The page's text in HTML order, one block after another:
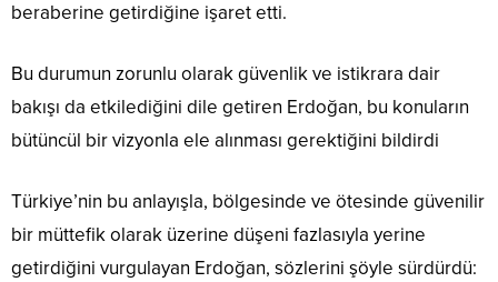
beraberine getirdiğine işaret etti.
Bu durumun zorunlu olarak güvenlik ve istikrara dair
bakışı da etkilediğini dile getiren Erdoğan, bu konuların
bütüncül bir vizyonla ele alınması gerektiğini bildirdi
Türkiye’nin bu anlayışla, bölgesinde ve ötesinde güvenilir
bir müttefik olarak üzerine düşeni fazlasıyla yerine
getirdiğini vurgulayan Erdoğan, sözlerini şöyle sürdürdü: